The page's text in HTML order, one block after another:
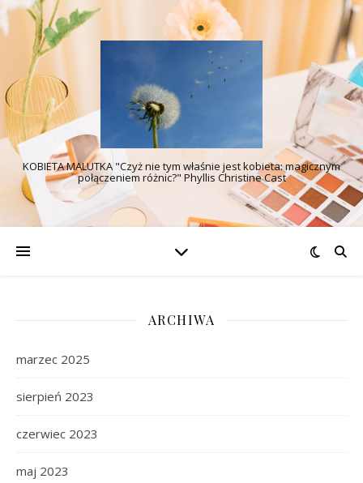
KOBIETA MALUTKA "Czyż nie tym właśnie jest kobieta: magicznym
połączeniem różnic?" Phyllis Christine Cast
ARCHIWA
marzec 2025
sierpień 2023
czerwiec 2023
maj 2023